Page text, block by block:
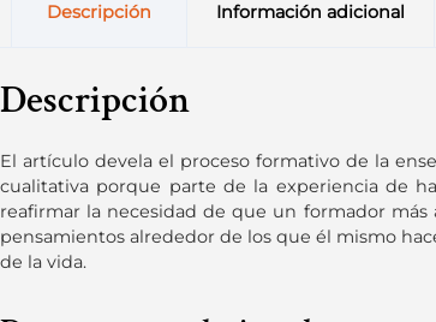
Descripción Información adicional
Descripción
El artículo devela el proceso formativo de la
cualitativa porque parte de la experiencia de
reafirmar la necesidad de que un formador
pensamientos alrededor de los que él mismo
de la vida.